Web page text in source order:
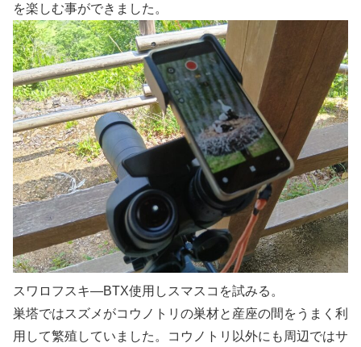
を楽しむ事ができました。
スワロフスキ―BTX使用しスマスコを試みる。
巣塔ではスズメがコウノトリの巣材と産座の間をうまく利
用して繁殖していました。コウノトリ以外にも周辺ではサ